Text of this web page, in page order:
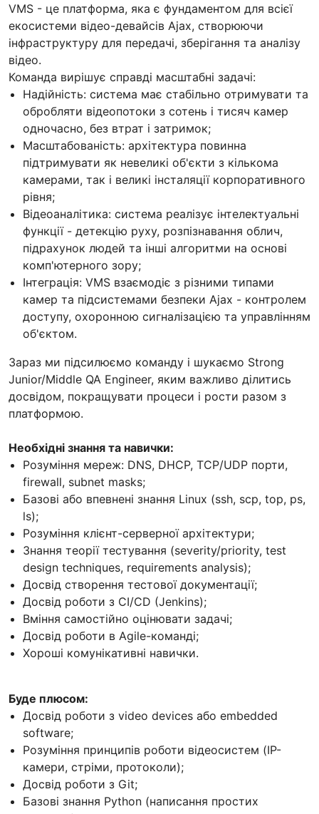
VMS - це платформа, яка є фундаментом для всієї
екосистеми відео-девайсів Ajax, створюючи
інфраструктуру для передачі, зберігання та аналізу
відео.
Команда вирішує справді масштабні задачі:
Надійність: система має стабільно отримувати та
обробляти відеопотоки з сотень і тисяч камер
одночасно, без втрат і затримок;
Масштабованість: архітектура повинна
підтримувати як невеликі об'єкти з кількома
камерами, так і великі інсталяції корпоративного
рівня;
Відеоаналітика: система реалізує інтелектуальні
функції - детекцію руху, розпізнавання облич,
підрахунок людей та інші алгоритми на основі
комп'ютерного зору;
Інтеграція: VMS взаємодіє з різними типами
камер та підсистемами безпеки Ajax - контролем
доступу, охоронною сигналізацією та управлінням
об'єктом.
Зараз ми підсилюємо команду і шукаємо Strong
Junior/Middle QA Engineer, яким важливо ділитись
досвідом, покращувати процеси і рости разом з
платформою.
Необхідні знання та навички:
Розуміння мереж: DNS, DHCP, TCP/UDP порти,
firewall, subnet masks;
Базові або впевнені знання Linux (ssh, scp, top, ps,
ls);
Розуміння клієнт-серверної архітектури;
Знання теорії тестування (severity/priority, test
design techniques, requirements analysis);
Досвід створення тестової документації;
Досвід роботи з CI/CD (Jenkins);
Вміння самостійно оцінювати задачі;
Досвід роботи в Agile-команді;
Хороші комунікативні навички.
Буде плюсом:
Досвід роботи з video devices або embedded
software;
Розуміння принципів роботи відеосистем (IP-
камери, стріми, протоколи);
Досвід роботи з Git;
Базові знання Python (написання простих